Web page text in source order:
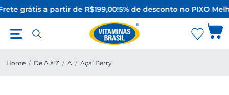
grátis a partir de R$199,00!5% de desconto no PIXO
Home / De A à Z / A / Açaí Berry